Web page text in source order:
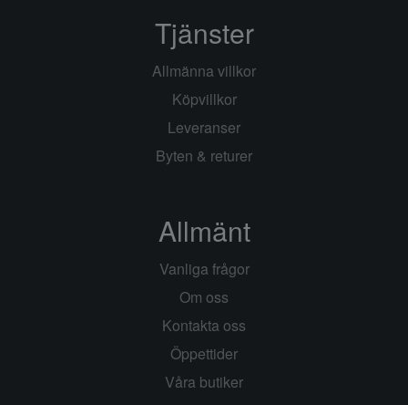
Tjänster
Allmänna villkor
Köpvillkor
Leveranser
Byten & returer
Allmänt
Vanliga frågor
Om oss
Kontakta oss
Öppettider
Våra butiker